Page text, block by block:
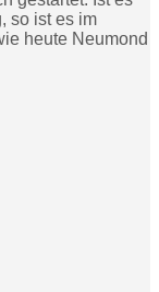
so ist es im
heute Neumond